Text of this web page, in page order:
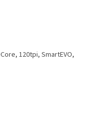
120tpi, SmartEVO,